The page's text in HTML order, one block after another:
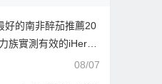
好的南非醉茄推薦20
族實測有效的iHerb
,從入門到高階一次收
08/07